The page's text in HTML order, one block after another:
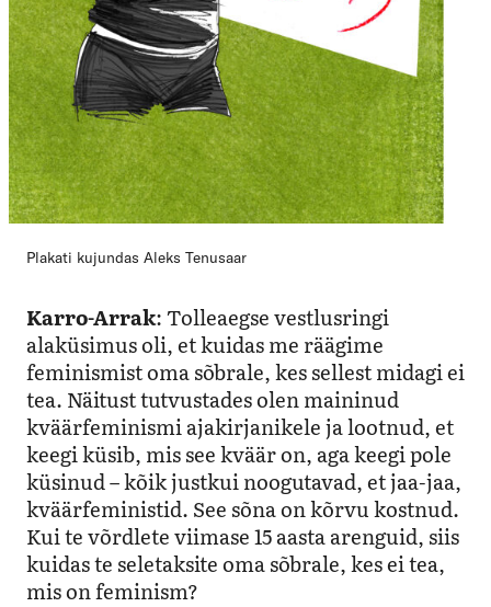
Plakati kujundas Aleks Tenusaar
Karro-Arrak: Tolleaegse vestlusringi
alaküsimus oli, et kuidas me räägime
feminismist oma sõbrale, kes sellest midagi ei
tea. Näitust tutvustades olen maininud
kväärfeminismi ajakirjanikele ja lootnud, et
keegi küsib, mis see kväär on, aga keegi pole
küsinud – kõik justkui noogutavad, et jaa-jaa,
kväärfeministid. See sõna on kõrvu kostnud.
Kui te võrdlete viimase 15 aasta arenguid, siis
kuidas te seletaksite oma sõbrale, kes ei tea,
mis on feminism?